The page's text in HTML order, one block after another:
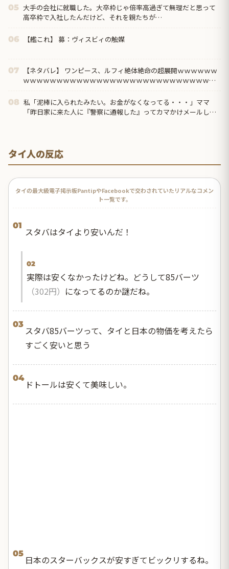
05 大手の会社に就職した。大卒枠じゃ倍率高過ぎて無理だと思って
高卒枠で入社したんだけど、それを親たちが…
06 【艦これ】 募：ヴィスビィの触媒
07
【ネタバレ】 ワンピース、ルフィ絶体絶命の超展開ｗｗｗｗｗｗ
ｗｗｗｗｗｗｗｗｗｗｗｗｗｗｗｗｗｗｗｗｗｗｗｗｗｗｗｗｗ
08 私「泥棒に入られたみたい。お金がなくなってる・・・」ママ
「昨日家に来た人に『警察に通報した』ってカマかけメールして
タイ人の反応
タイの最大級電子掲示板PantipやFacebookで交わされていたリアルなコメン
ト一覧です。
01
スタバはタイより安いんだ！
02
実際は安くなかったけどね。どうして85バーツ
（302円） になってるのか謎だね。
03
スタバ85バーツって、タイと日本の物価を考えたら
すごく安いと思う
04
ドトールは安くて美味しい。
05
日本のスターバックスが安すぎてビックリするね。